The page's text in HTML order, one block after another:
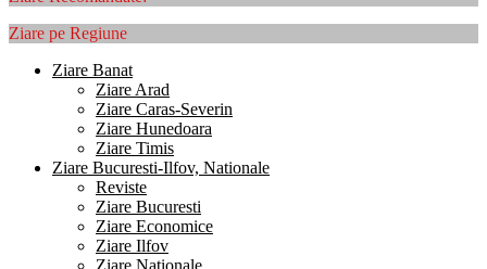
Ziare pe Regiune
Ziare Banat
Ziare Arad
Ziare Caras-Severin
Ziare Hunedoara
Ziare Timis
Ziare Bucuresti-Ilfov, Nationale
Reviste
Ziare Bucuresti
Ziare Economice
Ziare Ilfov
Ziare Nationale